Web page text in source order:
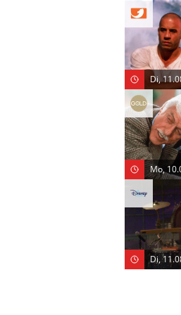
Di,
Mo,
Di,